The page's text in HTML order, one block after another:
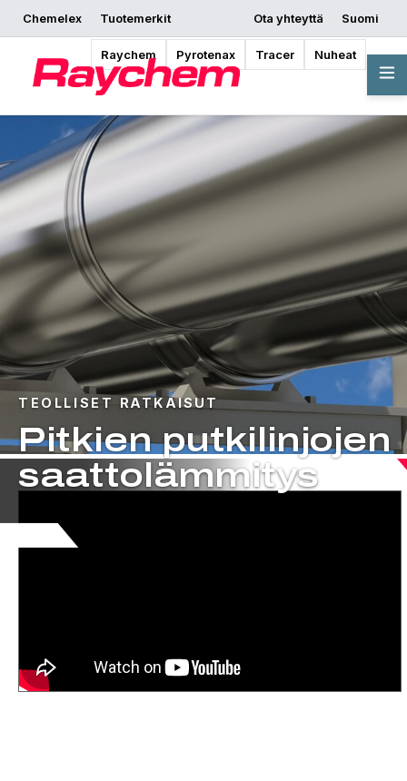
Chemelex Tuotemerkit
Raychem Pyrotenax Tracer Nuheat
Ota yhteyttä Suomi
TEOLLISET RATKAISUT
Pitkien putkilinjojen
saattolämmitys